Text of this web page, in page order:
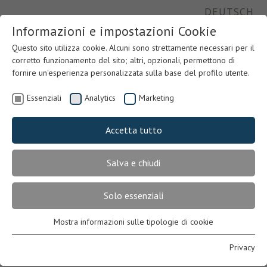
DEUTSCH
Previous
Informazioni e impostazioni Cookie
Questo sito utilizza cookie. Alcuni sono strettamente necessari per il
corretto funzionamento del sito; altri, opzionali, permettono di
fornire un'esperienza personalizzata sulla base del profilo utente.
Essenziali Analytics Marketing
Accetta tutto
Salva e chiudi
Solo essenziali
Essenziali
Necessari per il corretto funzionamento del sito. In mancanza,
Mostra informazioni sulle tipologie di cookie
Privacy